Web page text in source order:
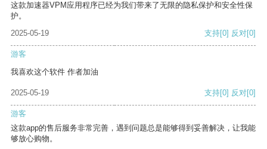
这款加速器VPM应用程序已经为我们带来了无限的隐私保护和安全性保
护。
2025-05-19
支持[0] 反对[0]
游客
我喜欢这个软件 作者加油
2025-05-19 支持[0] 反对[0]
游客
这款app的售后服务非常完善，遇到问题总是能够得到妥善解决，让我能
够放心购物。